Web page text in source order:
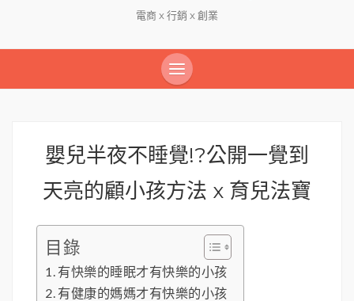
電商 x 行銷 x 創業
嬰兒半夜不睡覺!?公開一覺到
天亮的顧小孩方法 x 育兒法寶
目錄
有快樂的睡眠才有快樂的小孩
有健康的媽媽才有快樂的小孩